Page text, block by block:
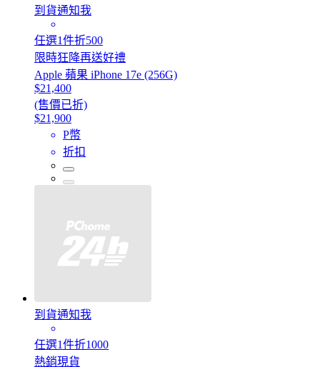
到貨通知我
任選1件折500
限時狂降再送好禮
Apple 蘋果 iPhone 17e (256G)
$21,400
(售價已折)
$21,900
P幣
折扣
到貨通知我
任選1件折1000
熱銷現貨